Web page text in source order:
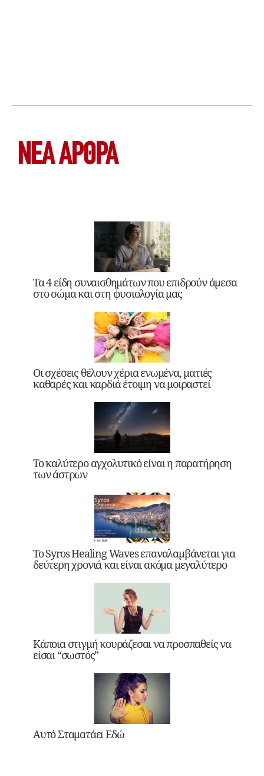
ΝΕΑ ΆΡΘΡΑ
Τα 4 είδη συναισθημάτων που επιδρούν άμεσα
στο σώμα και στη φυσιολογία μας
Οι σχέσεις θέλουν χέρια ενωμένα, ματιές
καθαρές και καρδιά έτοιμη να μοιραστεί
Το καλύτερο αγχολυτικό είναι η παρατήρηση
των άστρων
Το Syros Healing Waves επαναλαμβάνεται για
δεύτερη χρονιά και είναι ακόμα μεγαλύτερο
Κάποια στιγμή κουράζεσαι να προσπαθείς να
είσαι “σωστός”
Αυτό Σταματάει Εδώ